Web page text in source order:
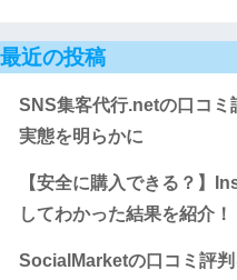
最近の投稿
SNS集客代行.netの口コミ
実態を明らかに
【安全に購入できる？】
してわかった結果を紹介！
SocialMarketの口コミ評